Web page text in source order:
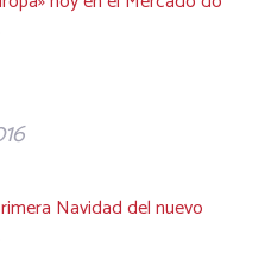
Navidad del nuevo